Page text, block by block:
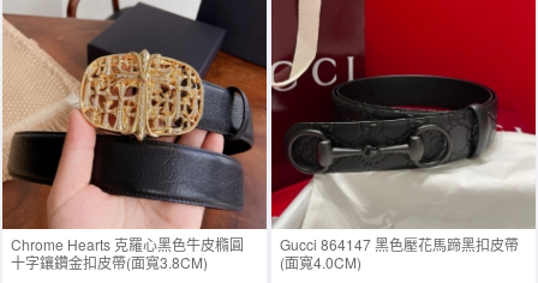
Chrome Hearts 克羅心黑色牛皮橢圓
十字鑲鑽金扣皮帶(面寬3.8CM)
Gucci 864147 黑色壓花馬蹄黑扣皮帶
(面寬4.0CM)